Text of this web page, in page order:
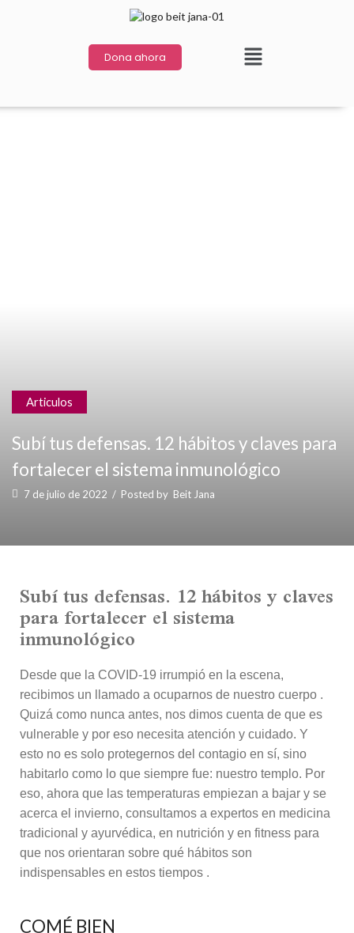
Dona ahora
Articulos
Subí tus defensas. 12 hábitos y claves para
fortalecer el sistema inmunológico
7 de julio de 2022 / Posted by Beit Jana
Subí tus defensas. 12 hábitos y claves
para fortalecer el sistema
inmunológico
Desde que la COVID-19 irrumpió en la escena,
recibimos un llamado a ocuparnos de nuestro cuerpo .
Quizá como nunca antes, nos dimos cuenta de que es
vulnerable y por eso necesita atención y cuidado. Y
esto no es solo protegernos del contagio en sí, sino
habitarlo como lo que siempre fue: nuestro templo. Por
eso, ahora que las temperaturas empiezan a bajar y se
acerca el invierno, consultamos a expertos en medicina
tradicional y ayurvédica, en nutrición y en fitness para
que nos orientaran sobre qué hábitos son
indispensables en estos tiempos .
COMÉ BIEN